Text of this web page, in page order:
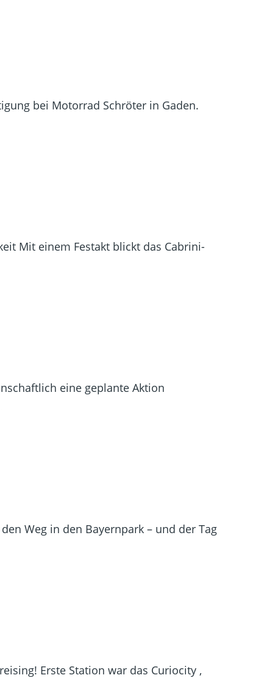
bei Motorrad Schröter in Gaden.
Mit einem Festakt blickt das Cabrini-
eine geplante Aktion
Weg in den Bayernpark – und der Tag
Erste Station war das Curiocity ,